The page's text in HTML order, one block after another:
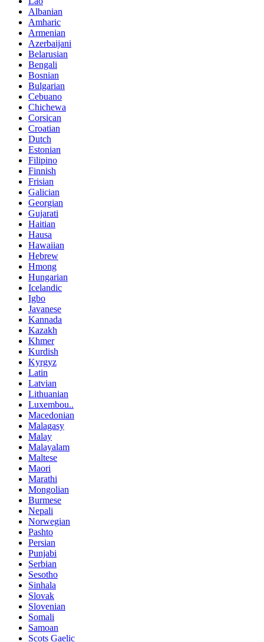
Albanian
Amharic
Armenian
Azerbaijani
Belarusian
Bengali
Bosnian
Bulgarian
Cebuano
Chichewa
Corsican
Croatian
Dutch
Estonian
Filipino
Finnish
Frisian
Galician
Georgian
Gujarati
Haitian
Hausa
Hawaiian
Hebrew
Hmong
Hungarian
Icelandic
Igbo
Javanese
Kannada
Kazakh
Khmer
Kurdish
Kyrgyz
Latin
Latvian
Lithuanian
Luxembou..
Macedonian
Malagasy
Malay
Malayalam
Maltese
Maori
Marathi
Mongolian
Burmese
Nepali
Norwegian
Pashto
Persian
Punjabi
Serbian
Sesotho
Sinhala
Slovak
Slovenian
Somali
Samoan
Scots Gaelic